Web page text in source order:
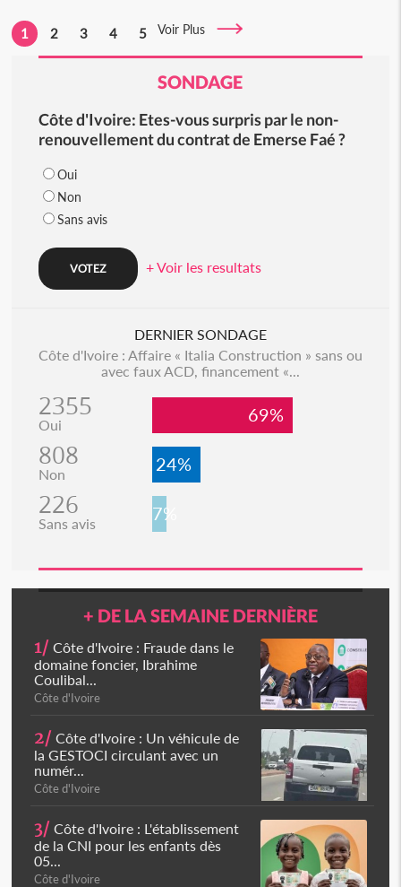
1 2 3 4 5 Voir Plus
SONDAGE
Côte d'Ivoire: Etes-vous surpris par le non-
renouvellement du contrat de Emerse Faé ?
Oui
Non
Sans avis
+ Voir les resultats
DERNIER SONDAGE
Côte d'Ivoire : Affaire « Italia Construction » sans ou
avec faux ACD, financement «...
2355
Oui 69%
808
Non 24%
226
Sans avis 7%
+ DE LA SEMAINE DERNIÈRE
1/ Côte d'Ivoire : Fraude dans le
domaine foncier, Ibrahime
Coulibal...
Côte d'Ivoire
2/ Côte d'Ivoire : Un véhicule de
la GESTOCI circulant avec un
numér...
Côte d'Ivoire
3/ Côte d'Ivoire : L'établissement
de la CNI pour les enfants dès
05...
Côte d'Ivoire